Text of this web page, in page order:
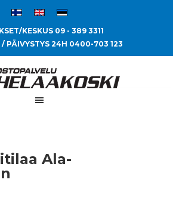
KESKUS 09 - 389 3311
/ PÄIVYSTYS 24H 0400-703 123
Ala-